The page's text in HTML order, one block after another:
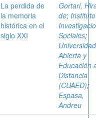
La perdida de
la memoria
histórica en el
siglo XXI
Gortari,
de;
Sociales;
Universidad
Abierta y
Educación
Distancia
(CUAED);
Espasa,
Andreu